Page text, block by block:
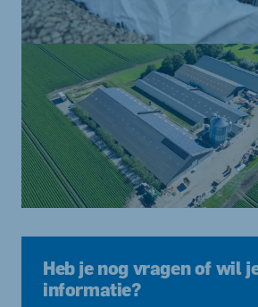
Heb je nog vragen of wil
informatie?